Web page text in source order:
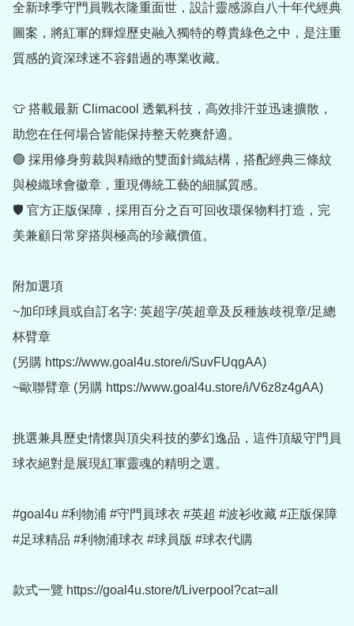
全新球季守門員戰衣隆重面世，設計靈感源自八十年代經典
圖案，將紅軍的輝煌歷史融入獨特的尊貴綠色之中，是注重
質感的資深球迷不容錯過的專業收藏。
👕 搭載最新 Climacool 透氣科技，高效排汗並迅速擴散，
助您在任何場合皆能保持整天乾爽舒適。
🟢 採用修身剪裁與精緻的雙面針織結構，搭配經典三條紋
與梭織球會徽章，重現傳統工藝的細膩質感。
🛡️ 官方正版保障，採用百分之百可回收環保物料打造，完
美兼顧日常穿搭與極高的珍藏價值。
附加選項
~加印球員或自訂名字: 英超字/英超章及反種族歧視章/足總
杯臂章
(另購 https://www.goal4u.store/i/SuvFUqgAA)
~歐聯臂章 (另購 https://www.goal4u.store/i/V6z8z4gAA)
挑選兼具歷史情懷與頂尖科技的夢幻逸品，這件頂級守門員
球衣絕對是展現紅軍靈魂的精明之選。
#goal4u #利物浦 #守門員球衣 #英超 #波衫收藏 #正版保障
#足球精品 #利物浦球衣 #球員版 #球衣代購
款式一覽 https://goal4u.store/t/Liverpool?cat=all